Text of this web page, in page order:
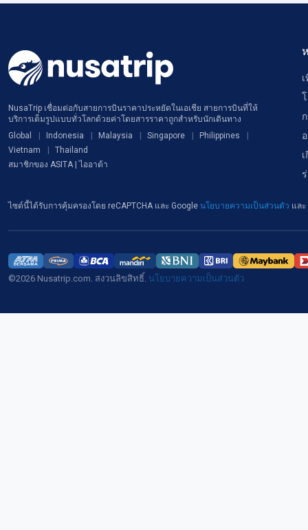
NusaTrip เชื่อมต่อกับสายการบินราคาประหยัดในเอเชีย สายการบินที่ให้
บริการเต็มรูปแบบทั่วโลกด้วยค่าโดยสารราคาถูกสำหรับนักเดินทาง
Global
Indonesia Malaysia Singapore
Philippines
Vietnam
Thailand
สมาชิกของ ASITA | ไออาต้า
ไซต์นี้ได้รับการคุ้มครองโดย reCAPTCHA และ Google นโยบายความเป็นส่วนตัว และ
©2026 Nusatrip.com. สงวนลิขสิทธิ์. นโยบายความเป็นส่วนตัว